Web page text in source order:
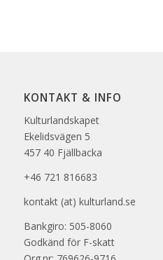
KONTAKT & INFO
Kulturlandskapet
Ekelidsvägen 5
457 40 Fjällbacka
+46 721 816683
kontakt (at) kulturland.se
Bankgiro: 505-8060
Godkänd för F-skatt